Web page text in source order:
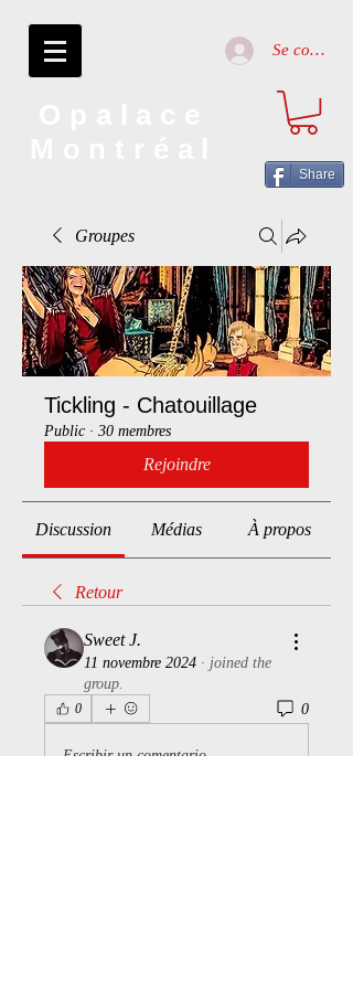
Se connecter
Share
Groupes
Tickling - Chatouillage
Public · 30 membres
Rejoindre
Discussion Médias À propos
Retour
Sweet J.
11 novembre 2024 · joined the
group.
0 0
Escribir un comentario...